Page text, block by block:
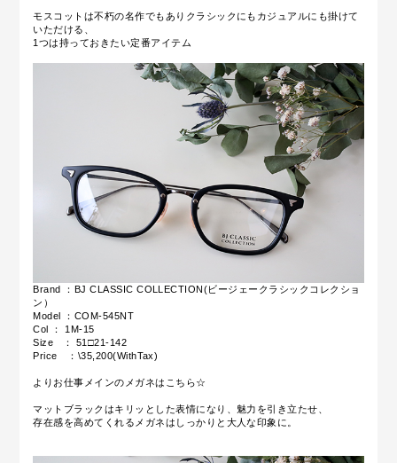
モスコットは不朽の名作でもあり クラシックにもカジュアルにも掛けて
いただける、
1つは持っておきたい定番アイテム
Brand ：BJ CLASSIC COLLECTION(ビージェークラシックコレクショ
ン）
Model ：COM-545NT
Col ： 1M-15
Size ： 51□21-142
Price ：\35,200(WithTax)
よりお仕事メインの メガネはこちら☆
マットブラックはキリッとした表情になり、魅力を引き立たせ、
存在感を高めてくれるメガネはしっかりと大人な印象に。